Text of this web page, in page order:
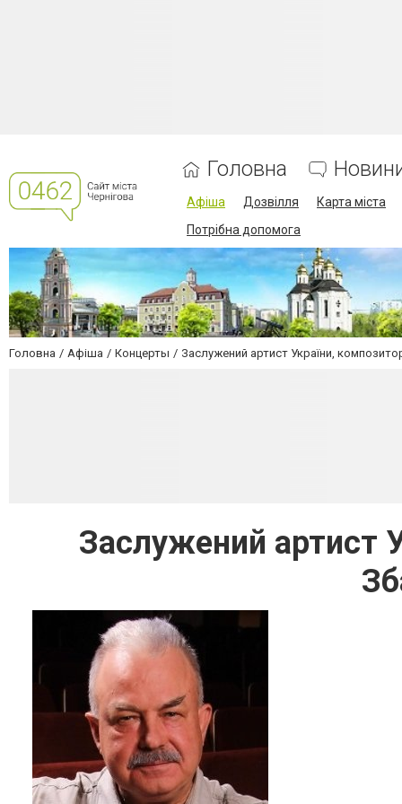
Головна
Афіша Дозвілля
Карта міста
Потрібна допомога
Головна Афіша Концерты Заслужений артист України,
Заслужений артист